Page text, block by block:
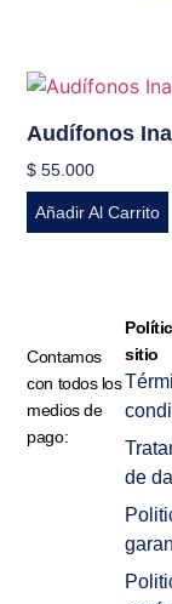
Audífonos
$ 55.000
Añadir Al Carrito
Contamos
con todos los
medios de
pago:
sitio
de